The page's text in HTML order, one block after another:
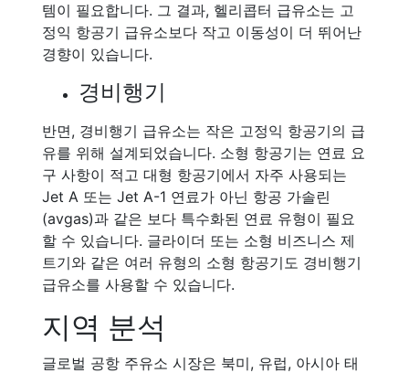
템이 필요합니다. 그 결과, 헬리콥터 급유소는 고
정익 항공기 급유소보다 작고 이동성이 더 뛰어난
경향이 있습니다.
경비행기
반면, 경비행기 급유소는 작은 고정익 항공기의 급
유를 위해 설계되었습니다. 소형 항공기는 연료 요
구 사항이 적고 대형 항공기에서 자주 사용되는
Jet A 또는 Jet A-1 연료가 아닌 항공 가솔린
(avgas)과 같은 보다 특수화된 연료 유형이 필요
할 수 있습니다. 글라이더 또는 소형 비즈니스 제
트기와 같은 여러 유형의 소형 항공기도 경비행기
급유소를 사용할 수 있습니다.
지역 분석
글로벌 공항 주유소 시장은 북미, 유럽, 아시아 태